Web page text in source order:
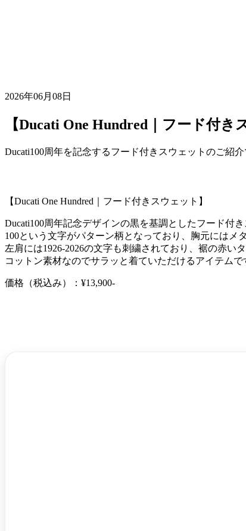
2026年06月08日
【Ducati One Hundred｜フード付き
Ducati100周年を記念するフード付きスウェットのご紹
【Ducati One Hundred｜フード付きスウェット】
Ducati100周年記念デザインの黒を基調としたフード付き
100という文字がパターン柄となっており、胸元にはメ
左肩には1926-2026の文字も刺繍されており、裾の赤い
コットン素材なのでサラッと着ていただけるアイテムで
価格（税込み）：¥13,900-